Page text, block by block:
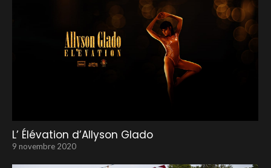
L’ Élévation d’Allyson Glado
9 novembre 2020